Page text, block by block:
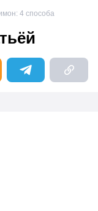
4 способа